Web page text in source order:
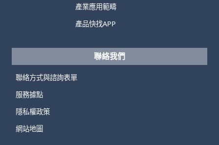
產業應用範疇
產品快找APP
聯絡我們
聯絡方式與諮詢表單
服務據點
隱私權政策
網站地圖